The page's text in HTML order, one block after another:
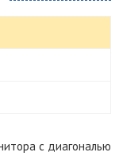
с диагональю